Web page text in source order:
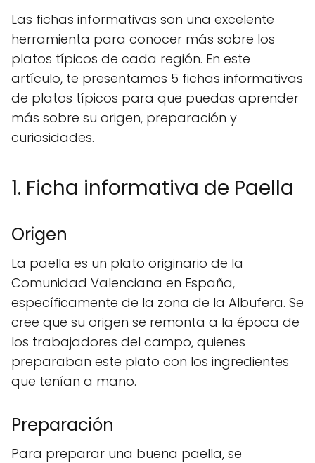
Las fichas informativas son una excelente
herramienta para conocer más sobre los
platos típicos de cada región. En este
artículo, te presentamos 5 fichas informativas
de platos típicos para que puedas aprender
más sobre su origen, preparación y
curiosidades.
1. Ficha informativa de Paella
Origen
La paella es un plato originario de la
Comunidad Valenciana en España,
específicamente de la zona de la Albufera. Se
cree que su origen se remonta a la época de
los trabajadores del campo, quienes
preparaban este plato con los ingredientes
que tenían a mano.
Preparación
Para preparar una buena paella, se